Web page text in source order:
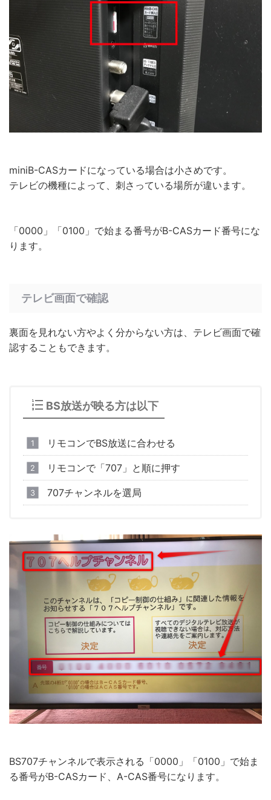
miniB-CASカードになっている場合は小さめです。
テレビの機種によって、刺さっている場所が違います。
「0000」「0100」で始まる番号がB-CASカード番号にな
ります。
テレビ画面で確認
裏面を見れない方やよく分からない方は、テレビ画面で確
認することもできます。
BS放送が映る方は以下
リモコンでBS放送に合わせる
リモコンで「707」と順に押す
707チャンネルを選局
BS707チャンネルで表示される「0000」「0100」で始ま
る番号がB-CASカード、A-CAS番号になります。